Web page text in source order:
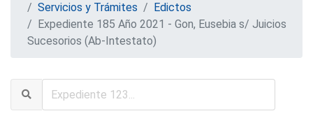
Servicios y Trámites
Edictos
Expediente 185 Año 2021 - Gon, Eusebia s/ Juicios
Sucesorios (Ab-Intestato)